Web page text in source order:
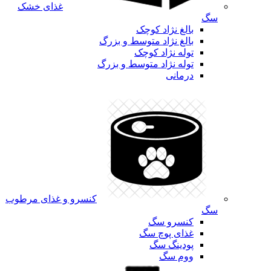
غذای خشک
سگ
بالغ نژاد کوچک
بالغ نژاد متوسط و بزرگ
توله نژاد کوچک
توله نژاد متوسط و بزرگ
درمانی
کنسرو و غذای مرطوب
سگ
کنسرو سگ
غذای پوچ سگ
پودینگ سگ
ووم سگ